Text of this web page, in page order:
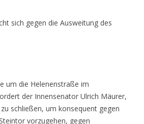
sich gegen die Ausweitung des
um die Helenenstraße im
der Innensenator Ulrich Mäurer,
schließen, um konsequent gegen
vorzugehen, gegen